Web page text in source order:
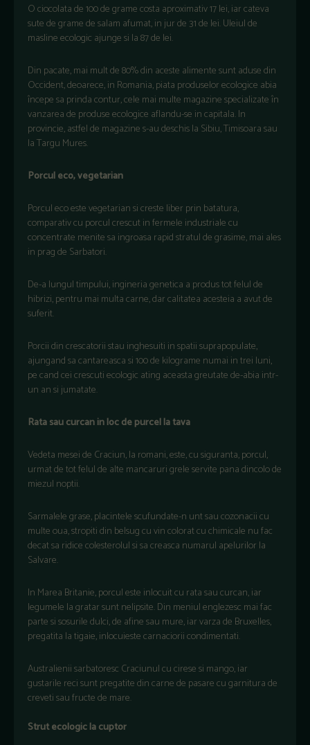
O ciocolata de 100 de grame costa aproximativ 17 lei, iar cateva
sute de grame de salam afumat, in jur de 31 de lei. Uleiul de
masline ecologic ajunge si la 87 de lei.
Din pacate, mai mult de 80% din aceste alimente sunt aduse din
Occident, deoarece, in Romania, piata produselor ecologice abia
începe sa prinda contur, cele mai multe magazine specializate în
vanzarea de produse ecologice aflandu-se in capitala. In
provincie, astfel de magazine s-au deschis la Sibiu, Timisoara sau
la Targu Mures.
Porcul eco, vegetarian
Porcul eco este vegetarian si creste liber prin batatura,
comparativ cu porcul crescut in fermele industriale cu
concentrate menite sa ingroasa rapid stratul de grasime, mai ales
in prag de Sarbatori.
De-a lungul timpului, ingineria genetica a produs tot felul de
hibrizi, pentru mai multa carne, dar calitatea acesteia a avut de
suferit.
Porcii din crescatorii stau inghesuiti in spatii suprapopulate,
ajungand sa cantareasca si 100 de kilograme numai in trei luni,
pe cand cei crescuti ecologic ating aceasta greutate de-abia intr-
un an si jumatate.
Rata sau curcan in loc de purcel la tava
Vedeta mesei de Craciun, la romani, este, cu siguranta, porcul,
urmat de tot felul de alte mancaruri grele servite pana dincolo de
miezul noptii.
Sarmalele grase, placintele scufundate-n unt sau cozonacii cu
multe oua, stropiti din belsug cu vin colorat cu chimicale nu fac
decat sa ridice colesterolul si sa creasca numarul apelurilor la
Salvare.
In Marea Britanie, porcul este inlocuit cu rata sau curcan, iar
legumele la gratar sunt nelipsite. Din meniul englezesc mai fac
parte si sosurile dulci, de afine sau mure, iar varza de Bruxelles,
pregatita la tigaie, inlocuieste carnaciorii condimentati.
Australienii sarbatoresc Craciunul cu cirese si mango, iar
gustarile reci sunt pregatite din carne de pasare cu garnitura de
creveti sau fructe de mare.
Strut ecologic la cuptor